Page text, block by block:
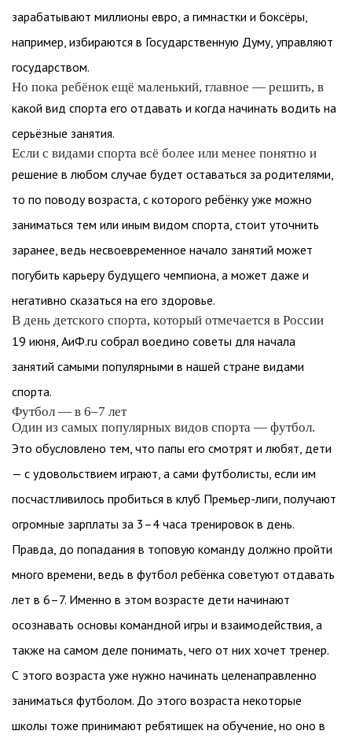
зарабатывают миллионы евро, а гимнастки и боксёры,
например, избираются в Государственную Думу, управляют
государством.
Но пока ребёнок ещё маленький, главное — решить, в
какой вид спорта его отдавать и когда начинать водить на
серьёзные занятия.
Если с видами спорта всё более или менее понятно и
решение в любом случае будет оставаться за родителями,
то по поводу возраста, с которого ребёнку уже можно
заниматься тем или иным видом спорта, стоит уточнить
заранее, ведь несвоевременное начало занятий может
погубить карьеру будущего чемпиона, а может даже и
негативно сказаться на его здоровье.
В день детского спорта, который отмечается в России
19 июня, АиФ.ru собрал воедино советы для начала
занятий самыми популярными в нашей стране видами
спорта.
Футбол — в 6–7 лет
Один из самых популярных видов спорта — футбол.
Это обусловлено тем, что папы его смотрят и любят, дети
— с удовольствием играют, а сами футболисты, если им
посчастливилось пробиться в клуб Премьер-лиги, получают
огромные зарплаты за 3–4 часа тренировок в день.
Правда, до попадания в топовую команду должно пройти
много времени, ведь в футбол ребёнка советуют отдавать
лет в 6–7. Именно в этом возрасте дети начинают
осознавать основы командной игры и взаимодействия, а
также на самом деле понимать, чего от них хочет тренер.
С этого возраста уже нужно начинать целенаправленно
заниматься футболом. До этого возраста некоторые
школы тоже принимают ребятишек на обучение, но оно в